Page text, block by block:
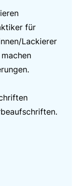
für
Lackierer